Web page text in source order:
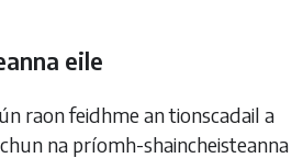
eile
raon feidhme an tionscadail a
na príomh-shaincheisteanna